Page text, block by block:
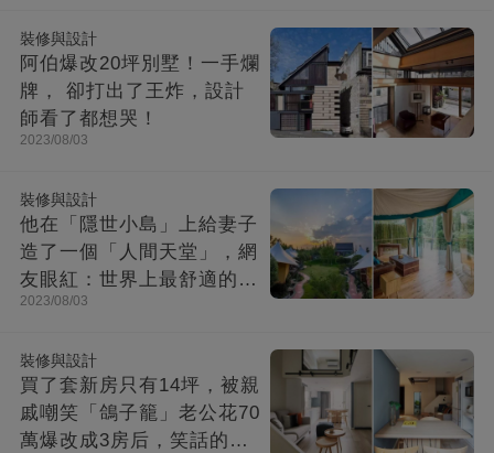
裝修與設計
阿伯爆改20坪別墅！一手爛
牌， 卻打出了王炸，設計
師看了都想哭！
2023/08/03
裝修與設計
他在「隱世小島」上給妻子
造了一個「人間天堂」，網
友眼紅：世界上最舒適的時
光都在這里
2023/08/03
裝修與設計
買了套新房只有14坪，被親
戚嘲笑「鴿子籠」老公花70
萬爆改成3房后，笑話的親